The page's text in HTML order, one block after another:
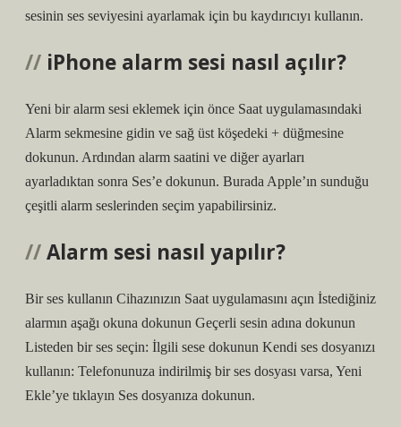
sesinin ses seviyesini ayarlamak için bu kaydırıcıyı kullanın.
iPhone alarm sesi nasıl açılır?
Yeni bir alarm sesi eklemek için önce Saat uygulamasındaki
Alarm sekmesine gidin ve sağ üst köşedeki + düğmesine
dokunun. Ardından alarm saatini ve diğer ayarları
ayarladıktan sonra Ses’e dokunun. Burada Apple’ın sunduğu
çeşitli alarm seslerinden seçim yapabilirsiniz.
Alarm sesi nasıl yapılır?
Bir ses kullanın Cihazınızın Saat uygulamasını açın İstediğiniz
alarmın aşağı okuna dokunun Geçerli sesin adına dokunun
Listeden bir ses seçin: İlgili sese dokunun Kendi ses dosyanızı
kullanın: Telefonunuza indirilmiş bir ses dosyası varsa, Yeni
Ekle’ye tıklayın Ses dosyanıza dokunun.